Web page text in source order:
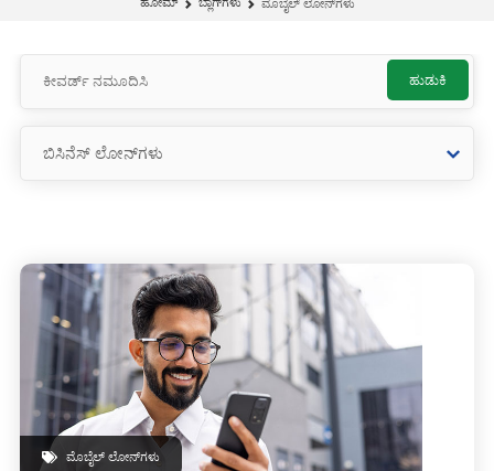
ಹುಡುಕಿ
ಮೊಬೈಲ್ ಲೋನ್‌ಗಳು